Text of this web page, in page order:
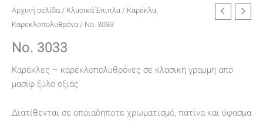
Αρχική σελίδα / Κλασικά Έπιπλα / Καρέκλα,
Καρεκλοπολυθρόνα / No. 3033
No. 3033
Καρέκλες – καρεκλοπολυθρόνες σε κλασική γραμμή από
μασίφ ξύλο οξιάς
Διατίθενται σε οποιαδήποτε χρωματισμό, πατίνα και ύφασμα